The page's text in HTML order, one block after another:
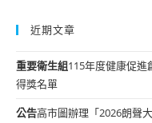
近期文章
重要衛生組115年度健康促
得獎名單
公告高市圖辦理「2026朗聲